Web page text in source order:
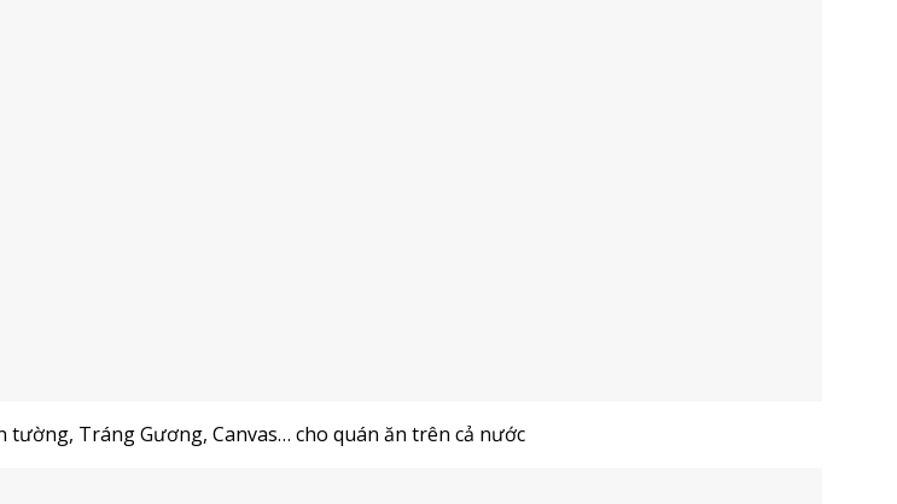
Tráng Gương, Canvas… cho quán ăn trên cả nước